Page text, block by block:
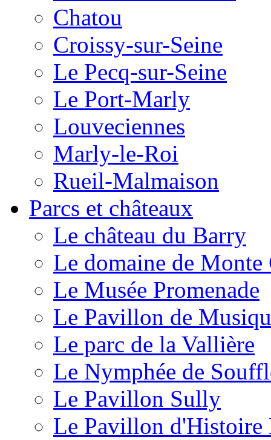
Chatou
Croissy-sur-Seine
Le Pecq-sur-Seine
Le Port-Marly
Louveciennes
Marly-le-Roi
Rueil-Malmaison
Parcs et châteaux
Le château du Barry
Le domaine de Monte
Le Musée Promenade
Le Pavillon de
Le parc de la Vallière
Le Nymphée de
Le Pavillon Sully
Le Pavillon d'Histoire